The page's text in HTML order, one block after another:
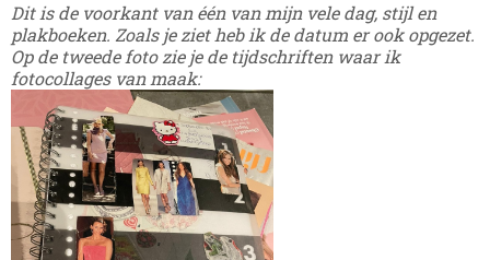
Dit is de voorkant van één van mijn vele dag, stijl en
plakboeken. Zoals je ziet heb ik de datum er ook opgezet.
Op de tweede foto zie je de tijdschriften waar ik
fotocollages van maak: